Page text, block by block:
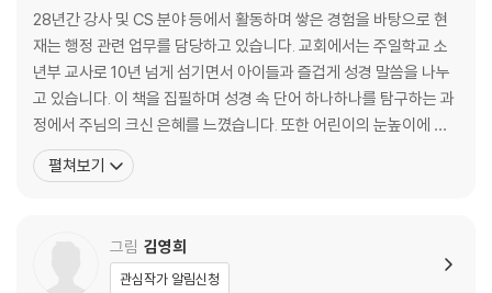
아하! 성경 더 깊이 보기:
사물로 알아보는 구약 시대의 제사 의식_ 하나님 앞에 나아가는 성막과 지
성소
4부 성경 속 신앙 표현이 궁금해
혜사 | 복음 | 부활 | 사도 | 사두개인 | 사랑 | 서기관 | 성결 | 성경 | 성도 |
성령 | 성만찬 | 세례 | 세리 | 속죄 | 순종 | 심판 | 십계명 | 십일조 | 아멘 |
28년간 강사 및 CS 분야 등에서 활동하며 쌓은 경험을 바탕으로 현
재는 행정 관련 업무를 담당하고 있습니다. 교회에서는 주일학교 소
년부 교사로 10년 넘게 섬기면서 아이들과 즐겁게 성경 말씀을 나누
고 있습니다. 이 책을 집필하며 성경 속 단어 하나하나를 탐구하는 과
정에서 주님의 크신 은혜를 느꼈습니다. 또한 어린이의 눈높이에 맞
는 표현을 위해, 주일학교 교사로 활동했던 두 아들과 의견을 나누며
소중한 시간을 보내 뜻깊었습니다. 이 책을 통해 어린이들이 성경과
펼쳐보기
그림 김영희
관심작가 알림신청